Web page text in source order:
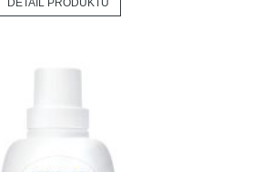
DETAIL PRODUKTU